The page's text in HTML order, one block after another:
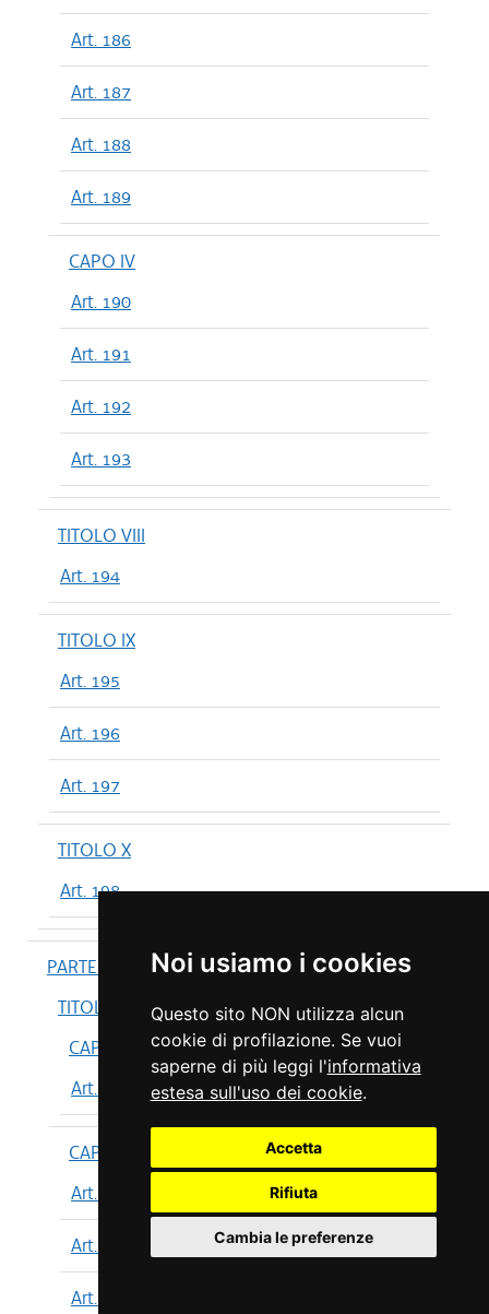
Noi usiamo i cookies
Questo sito NON utilizza alcun
cookie di profilazione. Se vuoi
saperne di più leggi l'informativa
estesa sull'uso dei cookie.
Accetta
Rifiuta
Cambia le preferenze
Art. 186
Art. 187
Art. 188
Art. 189
CAPO IV
Art. 190
Art. 191
Art. 192
Art. 193
TITOLO VIII
Art. 194
TITOLO IX
Art. 195
Art. 196
Art. 197
TITOLO X
Art. 198
PARTE IV
TITOLO I
CAPO I
Art. 199
CAPO II
Art. 200
Art. 201
Art. 202